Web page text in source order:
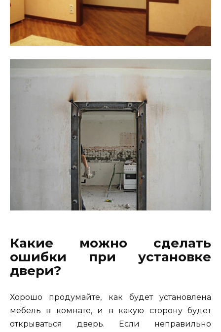
Какие можно сделать
ошибки при установке
двери?
Хорошо продумайте, как будет установлена
мебель в комнате, и в какую сторону будет
открываться дверь. Если неправильно